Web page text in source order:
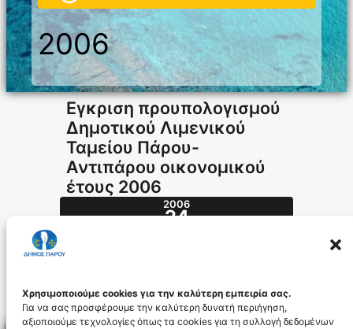
Χρησιμοποιούμε cookies για την καλύτερη εμπειρία σας.
Για να σας προσφέρουμε την καλύτερη δυνατή περιήγηση,
αξιοποιούμε τεχνολογίες όπως τα cookies για τη συλλογή δεδομένων
2006
Eγκριση προυπολογισμού
Δημοτικού Λιμενικού
Ταμείου Πάρου-
Αντιπάρου οικονομικού
έτους 2006
2006
24
009_id1036